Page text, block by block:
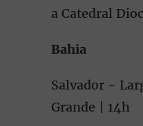
a Catedral
Bahia
Salvador -
Grande | 14h